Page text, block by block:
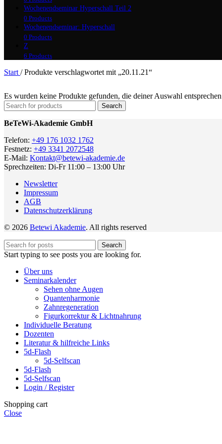
Wochenendseminar Hyperschall Teil 2
0 Products
Wochenendseminar: Hyperschall
0 Products
Z
6 Products
Start / Produkte verschlagwortet mit „20.11.21“
Es wurden keine Produkte gefunden, die deiner Auswahl
Search
BeTeWi-Akademie GmbH
Telefon: +49 176 1032 1762
Festnetz: +49 3341 2072548
E-Mail: Kontakt@betewi-akademie.de
Sprechzeiten: Di-Fr 11:00 – 13:00 Uhr
Newsletter
Impressum
AGB
Datenschutzerklärung
© 2026 Betewi Akademie. All rights reserved
Search
Start typing to see posts you are looking for.
Über uns
Seminarkalender
Sehen ohne Augen
Quantenharmonie
Zahnregeneration
Figurkorrektur & Lichtnahrung
Individuelle Beratung
Dozenten
Literatur & hilfreiche Links
5d-Flash
5d-Selfscan
5d-Flash
5d-Selfscan
Login / Register
Shopping cart
Close